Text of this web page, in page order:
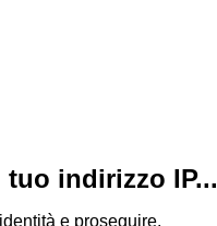
indirizzo IP...
e proseguire.